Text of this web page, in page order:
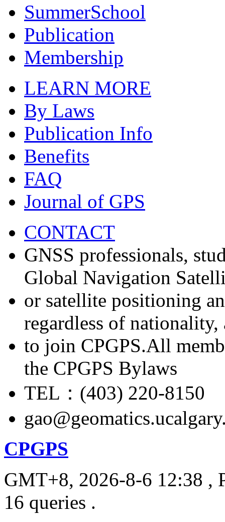
SummerSchool
Publication
Membership
LEARN MORE
By Laws
Publication Info
Benefits
FAQ
Journal of GPS
CONTACT
GNSS professionals,
Global Navigation
or satellite positioning
regardless of nationality,
to join CPGPS.All
the CPGPS Bylaws
TEL：(403) 220-8150
CPGPS
GMT+8, 2026-8-6 12:38 ,
16 queries .